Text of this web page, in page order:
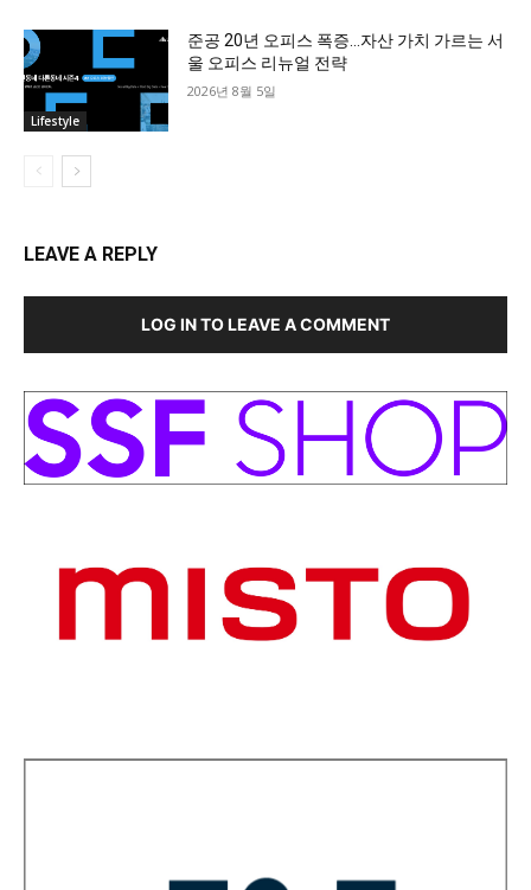
Lifestyle
준공 20년 오피스 폭증…자산 가치 가르는 서
울 오피스 리뉴얼 전략
2026년 8월 5일
LEAVE A REPLY
LOG IN TO LEAVE A COMMENT